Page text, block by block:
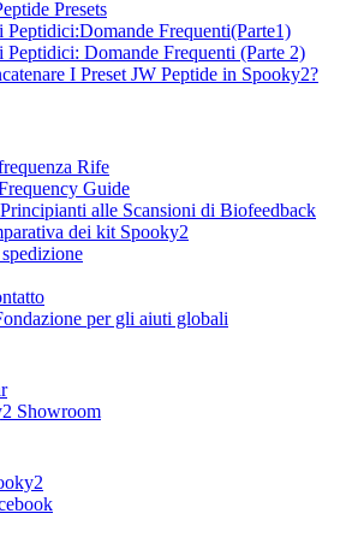
Presets
Peptidici:Domande Frequenti(Parte1)
Peptidici: Domande Frequenti (Parte 2)
I Preset JW Peptide in Spooky2?
Rife
Guide
alle Scansioni di Biofeedback
dei kit Spooky2
per gli aiuti globali
Showroom